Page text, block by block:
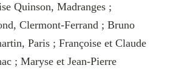
Quinson, Madranges ;
Clermont-Ferrand ; Bruno
Paris ; Françoise et Claude
; Maryse et Jean-Pierre